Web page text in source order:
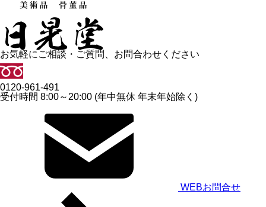
お気軽にご相談・ご質問、お問合わせください
0120-961-491
受付時間 8:00～20:00 (年中無休 年末年始除く)
WEBお問合せ